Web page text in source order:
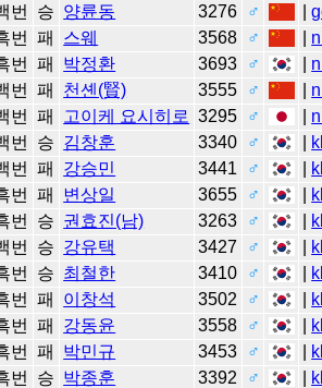
번 승 양륜동 3276 ♂ |
번 패 스웨 3568 ♂
번 패 박정환 3693 ♂
번 패 천셴(賢) 3555 ♂
번 패 고이케 요시히로 3295 ♂
번 승 김창훈 3340 ♂
번 패 강승민 3441 ♂
번 패 변상일 3655 ♂
번 승 권효진(남) 3263 ♂
번 승 강유택 3427 ♂
번 승 최철한 3410 ♂
번 패 이창석 3502 ♂
번 패 강동윤 3558 ♂
번 패 박민규 3453 ♂
번 승 박종훈 3392 ♂